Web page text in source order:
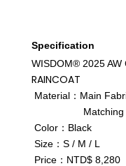
Specification
WISDOM® 2025 AW
RAINCOAT
Material：Main
Matching
Color：Black
Size：S / M / L
Price：NTD$ 8,280